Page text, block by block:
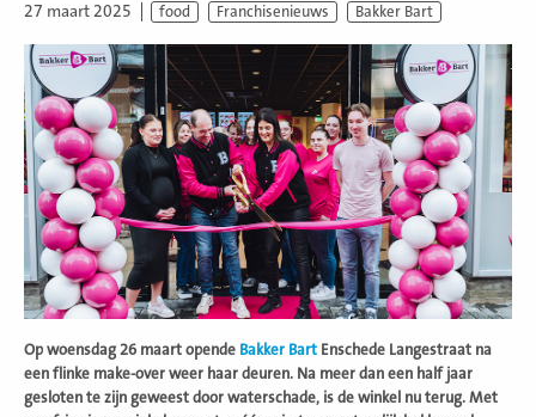
27 maart 2025 food Franchisenieuws Bakker Bart
Op woensdag 26 maart opende Bakker Bart Enschede Langestraat na
een flinke make-over weer haar deuren. Na meer dan een half jaar
gesloten te zijn geweest door waterschade, is de winkel nu terug. Met